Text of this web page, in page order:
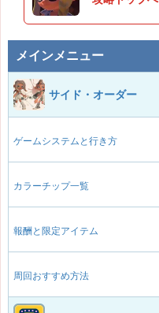
メインメニュー
サイド・オーダー
ゲームシステムと行き方
カラーチップ一覧
報酬と限定アイテム
周回おすすめ方法